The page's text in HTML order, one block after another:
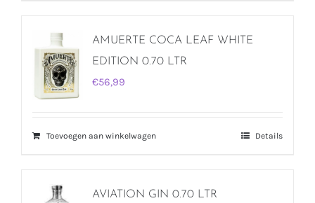
AMUERTE COCA LEAF WHITE
EDITION 0.70 LTR
€56,99
Toevoegen aan winkelwagen Details
AVIATION GIN 0.70 LTR